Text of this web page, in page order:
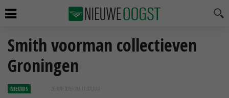
Smith voorman collectieven
Groningen
NIEUWS 26 APR 2016 OM 11:07